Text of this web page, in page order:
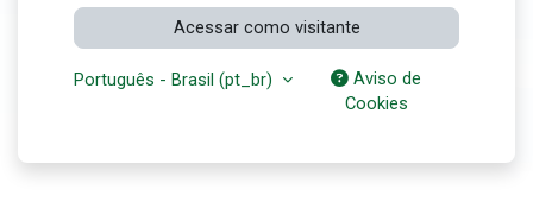
Acessar como visitante
Português - Brasil ‎(pt_br)‎
Aviso de
Cookies